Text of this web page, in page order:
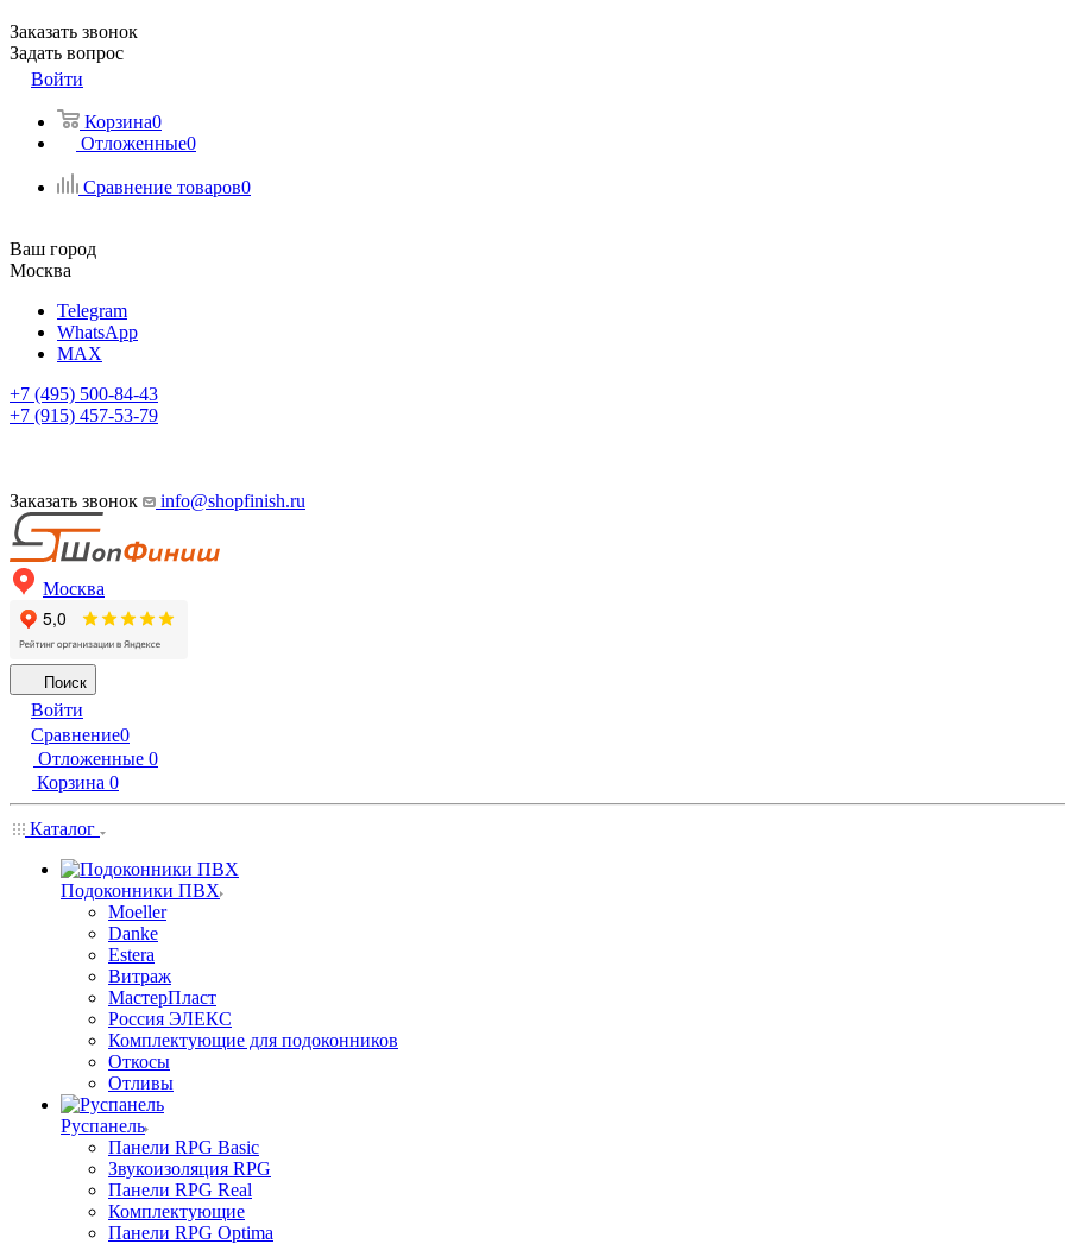
Заказать звонок
Задать вопрос
Войти
Корзина0
Отложенные0
Сравнение товаров0
Ваш город
Москва
Telegram
WhatsApp
MAX
+7 (495) 500-84-43
+7 (915) 457-53-79
Заказать звонок info@shopfinish.ru
Москва
Поиск
Войти
Сравнение0
Отложенные 0
Корзина 0
Каталог
Подоконники ПВХ
Moeller
Danke
Estera
Витраж
МастерПласт
Россия ЭЛЕКС
Комплектующие для подоконников
Откосы
Отливы
Руспанель
Панели RPG Basic
Звукоизоляция RPG
Панели RPG Real
Комплектующие
Панели RPG Optima